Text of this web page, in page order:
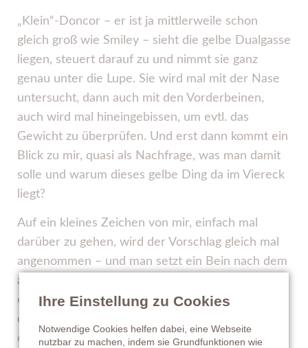
„Klein“-Doncor – er ist ja mittlerweile schon
gleich groß wie Smiley – sieht die gelbe Dualgasse
liegen, steuert darauf zu und nimmt sie ganz
genau unter die Lupe. Sie wird mal mit der Nase
untersucht, dann auch mit den Vorderbeinen,
auch wird mal hineingebissen, um evtl. das
Gewicht zu überprüfen. Und erst dann kommt ein
Blick zu mir, quasi als Nachfrage, was man damit
solle und warum dieses gelbe Ding da im Viereck
liegt?
Auf ein kleines Zeichen von mir, einfach mal
darüber zu gehen, wird der Vorschlag gleich mal
angenommen – und man setzt ein Bein nach dem
anderen darüber, ohne großes Aufsehen und mit
einer ziemlichen Gelassenheit. Auch ist gleich
danach ein suchender Blick, was es noch zu
entdecken gäbe.
Ihre Einstellung zu Cookies
Notwendige Cookies helfen dabei, eine Webseite
nutzbar zu machen, indem sie Grundfunktionen wie